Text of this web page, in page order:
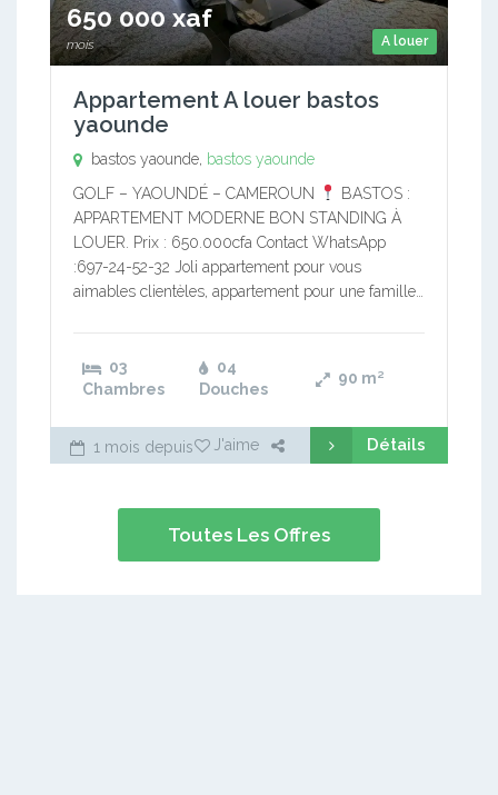
A louer
650 000 xaf
mois
Appartement A louer bastos
yaounde
bastos yaounde, bastos yaounde
GOLF – YAOUNDÉ – CAMEROUN
BASTOS :
APPARTEMENT MODERNE BON STANDING À
LOUER. Prix : 650.000cfa Contact WhatsApp
:697-24-52-32 Joli appartement pour vous
aimables clientèles, appartement pour une famille…
03
Chambres
04
Douches
90 m²
1 mois depuis J'aime Détails
Toutes Les Offres